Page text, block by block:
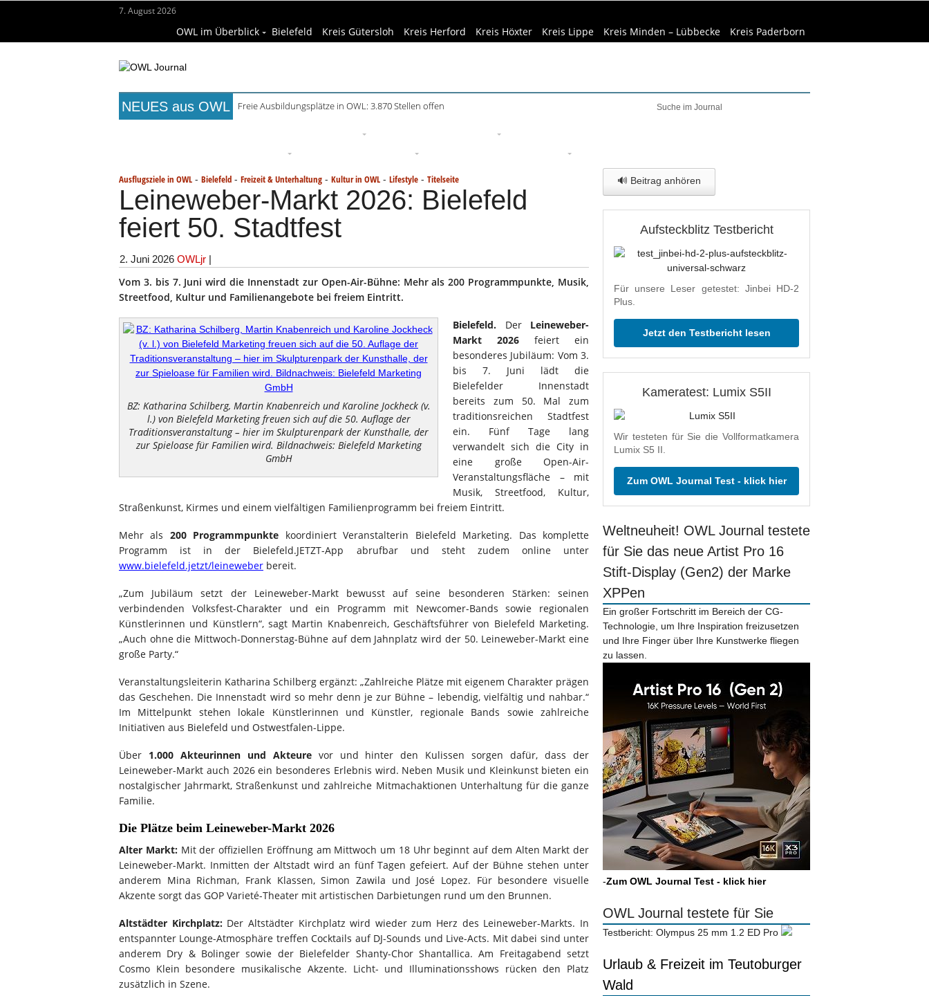
7. August 2026
OWL im Überblick Bielefeld Kreis Gütersloh Kreis Herford Kreis Höxter Kreis Lippe Kreis Minden – Lübbecke Kreis Paderborn
NEUES aus OWL Freie Ausbildungsplätze in OWL: 3.870 Stellen offen
Ausflugsziele in OWL - Bielefeld - Freizeit & Unterhaltung - Kultur in OWL - Lifestyle - Titelseite
Leineweber-Markt 2026: Bielefeld
feiert 50. Stadtfest
2. Juni 2026 OWLjr |
Vom 3. bis 7. Juni wird die Innenstadt zur Open-Air-Bühne: Mehr als 200 Programmpunkte, Musik,
Streetfood, Kultur und Familienangebote bei freiem Eintritt.
BZ: Katharina Schilberg, Martin Knabenreich und Karoline Jockheck (v.
l.) von Bielefeld Marketing freuen sich auf die 50. Auflage der
Traditionsveranstaltung – hier im Skulpturenpark der Kunsthalle, der
zur Spieloase für Familien wird. Bildnachweis: Bielefeld Marketing
GmbH
Bielefeld. Der Leineweber-
Markt 2026 feiert ein
besonderes Jubiläum: Vom 3.
bis 7. Juni lädt die
Bielefelder Innenstadt
bereits zum 50. Mal zum
traditionsreichen Stadtfest
ein. Fünf Tage lang
verwandelt sich die City in
eine große Open-Air-
Veranstaltungsfläche – mit
Musik, Streetfood, Kultur,
Straßenkunst, Kirmes und einem vielfältigen Familienprogramm bei freiem Eintritt.
Mehr als 200 Programmpunkte koordiniert Veranstalterin Bielefeld Marketing. Das komplette
Programm ist in der Bielefeld.JETZT-App abrufbar und steht zudem online unter
www.bielefeld.jetzt/leineweber bereit.
„Zum Jubiläum setzt der Leineweber-Markt bewusst auf seine besonderen Stärken: seinen
verbindenden Volksfest-Charakter und ein Programm mit Newcomer-Bands sowie regionalen
Künstlerinnen und Künstlern“, sagt Martin Knabenreich, Geschäftsführer von Bielefeld Marketing.
„Auch ohne die Mittwoch-Donnerstag-Bühne auf dem Jahnplatz wird der 50. Leineweber-Markt eine
große Party.“
Veranstaltungsleiterin Katharina Schilberg ergänzt: „Zahlreiche Plätze mit eigenem Charakter prägen
das Geschehen. Die Innenstadt wird so mehr denn je zur Bühne – lebendig, vielfältig und nahbar.“
Im Mittelpunkt stehen lokale Künstlerinnen und Künstler, regionale Bands sowie zahlreiche
Initiativen aus Bielefeld und Ostwestfalen-Lippe.
Über 1.000 Akteurinnen und Akteurevor und hinter den Kulissen sorgen dafür, dass der
Leineweber-Markt auch 2026 ein besonderes Erlebnis wird. Neben Musik und Kleinkunst bieten ein
nostalgischer Jahrmarkt, Straßenkunst und zahlreiche Mitmachaktionen Unterhaltung für die ganze
Familie.
Die Plätze beim Leineweber-Markt 2026
Alter Markt:Mit der offiziellen Eröffnung am Mittwoch um 18 Uhr beginnt auf dem Alten Markt der
Leineweber-Markt. Inmitten der Altstadt wird an fünf Tagen gefeiert. Auf der Bühne stehen unter
anderem Mina Richman, Frank Klassen, Simon Zawila und José Lopez. Für besondere visuelle
Akzente sorgt das GOP Varieté-Theater mit artistischen Darbietungen rund um den Brunnen.
Altstädter Kirchplatz:Der Altstädter Kirchplatz wird wieder zum Herz des Leineweber-Markts. In
entspannter Lounge-Atmosphäre treffen Cocktails auf DJ-Sounds und Live-Acts. Mit dabei sind unter
anderem Dry & Bolinger sowie der Bielefelder Shanty-Chor Shantallica. Am Freitagabend setzt
Cosmo Klein besondere musikalische Akzente. Licht- und Illuminationsshows rücken den Platz
zusätzlich in Szene.
🔊 Beitrag anhören
Aufsteckblitz Testbericht
Für unsere Leser getestet: Jinbei HD-2
Plus.
Jetzt den Testbericht lesen
Kameratest: Lumix S5II
Wir testeten für Sie die Vollformatkamera
Lumix S5 II.
Zum OWL Journal Test - klick hier
Weltneuheit! OWL Journal testete
für Sie das neue Artist Pro 16
Stift-Display (Gen2) der Marke
XPPen
Ein großer Fortschritt im Bereich der CG-
Technologie, um Ihre Inspiration freizusetzen
und Ihre Finger über Ihre Kunstwerke fliegen
zu lassen.
-Zum OWL Journal Test - klick hier
OWL Journal testete für Sie
Testbericht: Olympus 25 mm 1.2 ED Pro
Urlaub & Freizeit im Teutoburger
Wald